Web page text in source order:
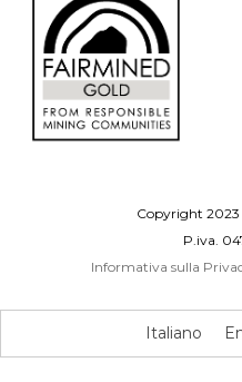
Copyright 2023
P.iva.
Informativa sulla
Italiano